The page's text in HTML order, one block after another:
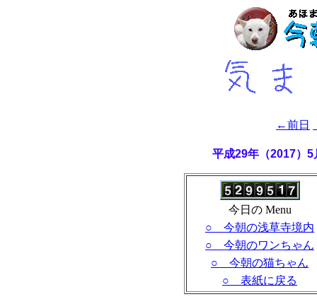
←前日
平成29年（2017
今日の Menu
○ 今朝の浅草寺境内
○ 今朝のワンちゃん
○ 今朝の猫ちゃん
○ 表紙に戻る